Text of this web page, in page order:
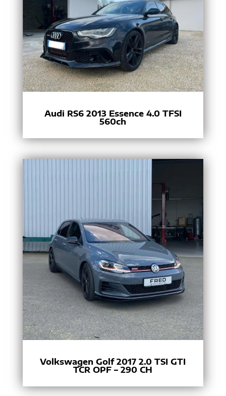
Audi RS6 2013 Essence 4.0 TFSI
560ch
Volkswagen Golf 2017 2.0 TSI GTI
TCR OPF – 290 CH